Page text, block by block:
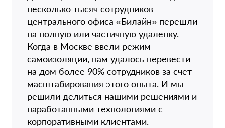
несколько тысяч сотрудников
центрального офиса «Билайн» перешли
на полную или частичную удаленку.
Когда в Москве ввели режим
самоизоляции, нам удалось перевести
на дом более 90% сотрудников за счет
масштабирования этого опыта. И мы
решили делиться нашими решениями и
наработанными технологиями с
корпоративными клиентами.